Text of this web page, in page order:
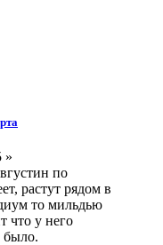
»
по
растут рядом в
то мильдью
что у него
было.